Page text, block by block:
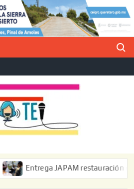
Entrega JAPAM restauración del